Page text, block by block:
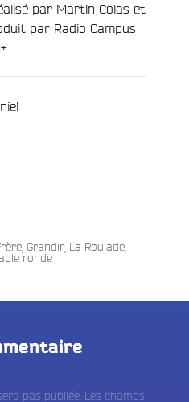
par Martin Colas et
par Radio Campus
/
Grandir, La Roulade
ronde
pas publiée. Les champs